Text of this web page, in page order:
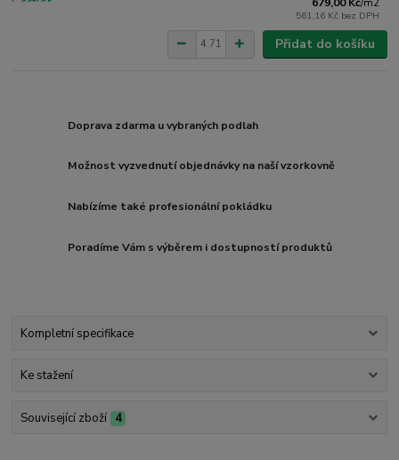
679,00 Kč/m2
561,16 Kč bez DPH
Přidat do košíku
Doprava zdarma u vybraných podlah
Možnost vyzvednutí objednávky na naší vzorkovně
Nabízíme také profesionální pokládku
Poradíme Vám s výběrem i dostupností produktů
Kompletní specifikace
Ke stažení
Související zboží 4